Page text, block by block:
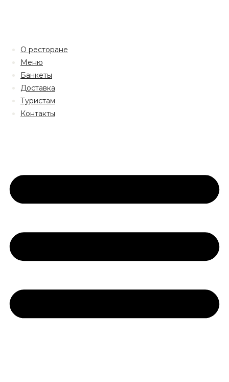
О ресторане
Меню
Банкеты
Доставка
Туристам
Контакты